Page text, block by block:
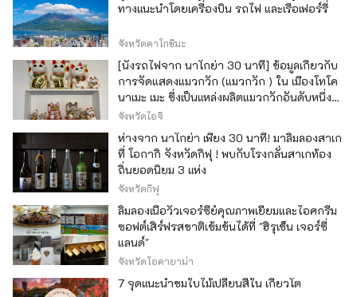
ทางแนะนำโดยเครื่องบิน รถไฟ และเรือเฟอร์รี่
จังหวัดคาโกชิมะ
[นั่งรถไฟจาก นาโกย่า 30 นาที] ข้อมูลเกี่ยวกับ
การจัดแสดงแมวกวัก (แมวกวัก ) ใน เมืองโทโค
นาเมะ เมะ ซึ่งเป็นแหล่งผลิตแมวกวักอันดับหนึ่ง
ของญี่ปุ่น
จังหวัดไอจิ
ห่างจาก นาโกย่า เพียง 30 นาที! มาลิ้มลองสาเก
ที่ โอกากิ จังหวัดกิฟุ ! พบกับโรงกลั่นสาเกท้อง
ถิ่นยอดนิยม 3 แห่ง
จังหวัดกิฟุ
ลิ้มลองเนื้อวัวเจอร์ซีย์คุณภาพเยี่ยมและไอศกรีม
ซอฟต์เสิร์ฟรสชาติเข้มข้นได้ที่ "ฮิรุเซ็น เจอร์ซี่
แลนด์"
จังหวัดโอคายาม่า
7 จุดแนะนำชมใบไม้เปลี่ยนสีใน เกียวโต